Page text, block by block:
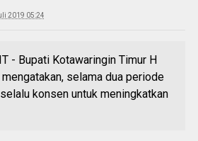
2019 05:24
- Bupati Kotawaringin Timur H
selama dua periode
konsen untuk meningkatkan